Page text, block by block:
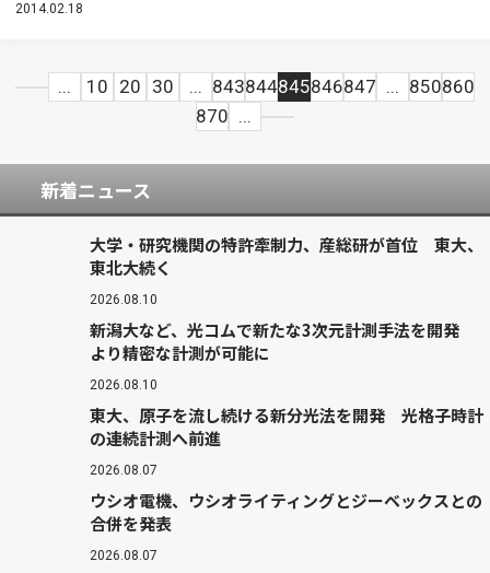
2014.02.18
... 10 20 30 ... 843844845846847 ... 850860
870 ...
新着ニュース
大学・研究機関の特許牽制力、産総研が首位 東大、
東北大続く
2026.08.10
新潟大など、光コムで新たな3次元計測手法を開発
より精密な計測が可能に
2026.08.10
東大、原子を流し続ける新分光法を開発 光格子時計
の連続計測へ前進
2026.08.07
ウシオ電機、ウシオライティングとジーベックスとの
合併を発表
2026.08.07